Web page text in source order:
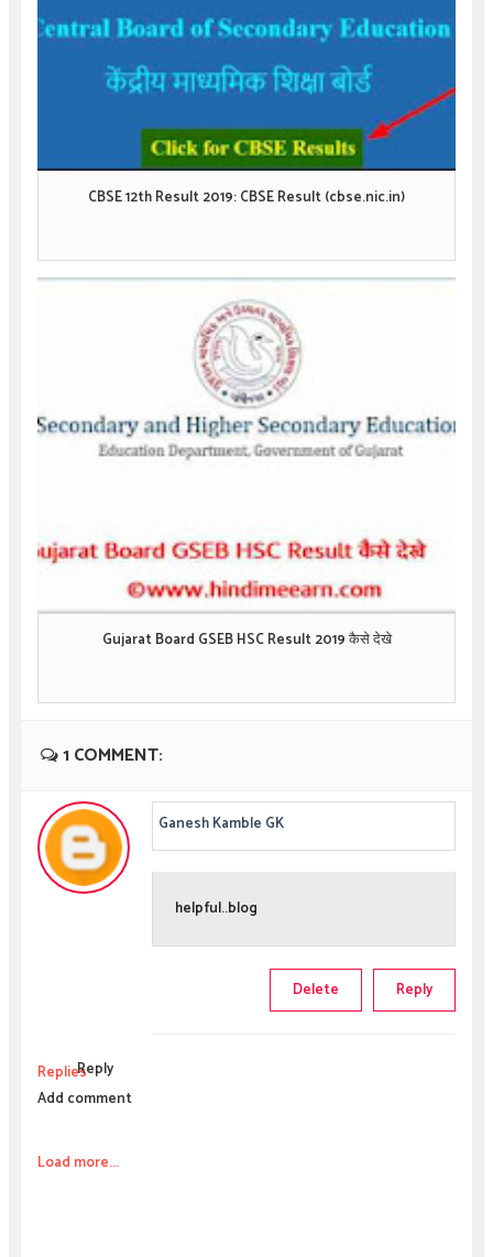
CBSE 12th Result 2019: CBSE Result (cbse.nic.in)
Gujarat Board GSEB HSC Result 2019 कैसे देखे
1 COMMENT:
Ganesh Kamble GK
helpful..blog
Reply
Delete
RepliesReply
Add comment
Load more...